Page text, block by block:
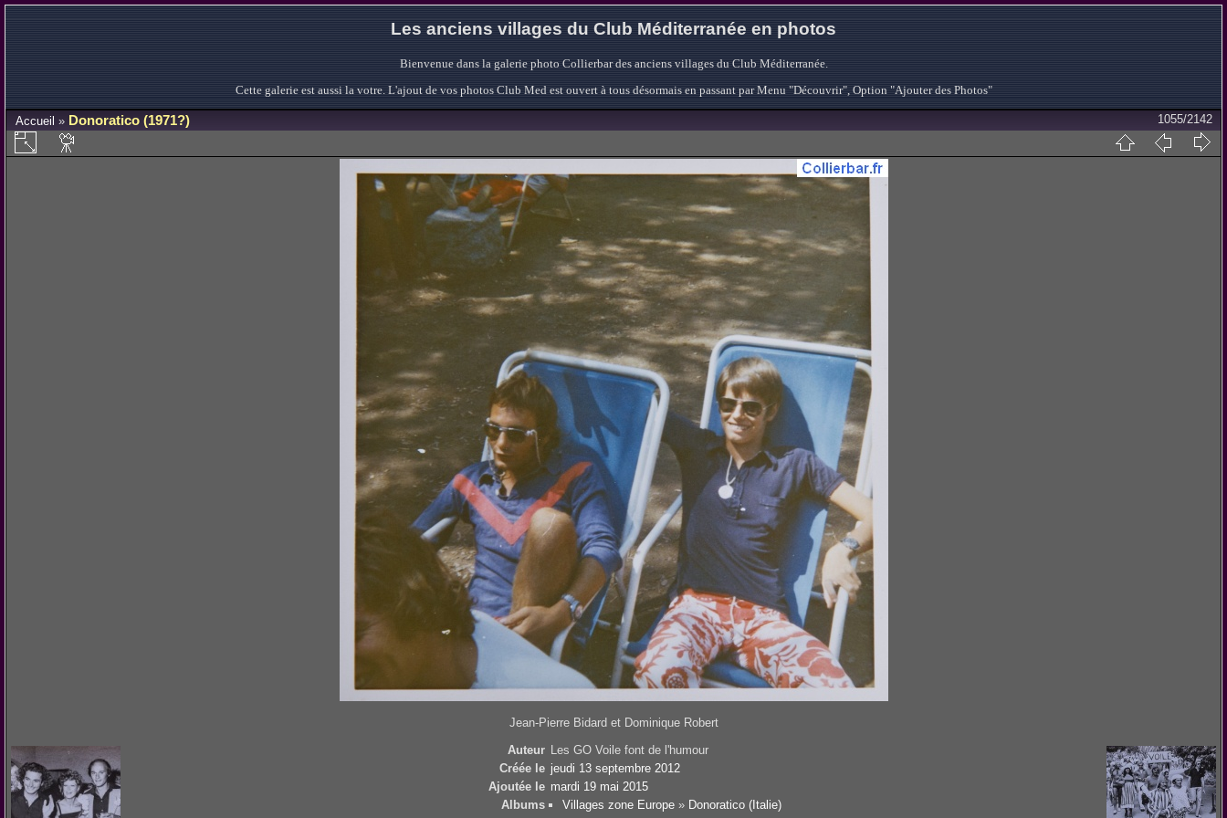
Les anciens villages du Club Méditerranée en photos
Bienvenue dans la galerie photo Collierbar des anciens villages du Club Méditerranée.
Cette galerie est aussi la votre. L'ajout de vos photos Club Med est ouvert à tous désormais en passant par Menu "Découvrir", Option "Ajouter des Photos"
Accueil » Donoratico (1971?) 1055/2142
Jean-Pierre Bidard et Dominique Robert
Auteur
Les GO Voile font de l'humour
Créée le jeudi 13 septembre 2012
Ajoutée le mardi 19 mai 2015
Albums
Villages zone Europe» Donoratico (Italie)